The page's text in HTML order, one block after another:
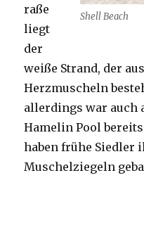
Shell Beach
raße
liegt
der
weiße Strand, der
Herzmuscheln
allerdings war auch
Hamelin Pool
haben frühe Siedler
Muschelziegeln